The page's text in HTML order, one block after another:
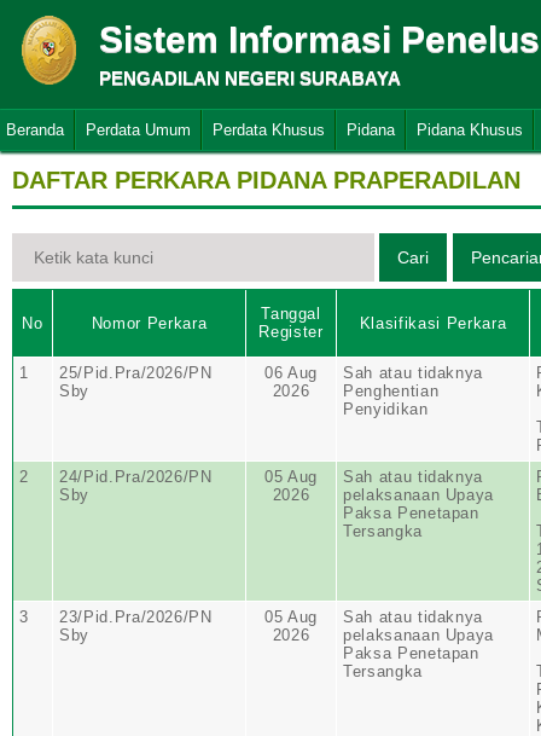
Sistem Informasi
PENGADILAN NEGERI SURABAYA
Beranda Perdata Umum Perdata Khusus Pidana Pidana Khusus
DAFTAR PERKARA PIDANA PRAPERADILAN
No Nomor Perkara
Tanggal
Register
Klasifikasi Perkara
1
25/Pid.Pra/2026/PN
Sby
06 Aug
2026
Sah atau tidaknya
Penghentian
Penyidikan
2
24/Pid.Pra/2026/PN
Sby
05 Aug
2026
Sah atau tidaknya
pelaksanaan Upaya
Paksa Penetapan
Tersangka
3
23/Pid.Pra/2026/PN
Sby
05 Aug
2026
Sah atau tidaknya
pelaksanaan Upaya
Paksa Penetapan
Tersangka